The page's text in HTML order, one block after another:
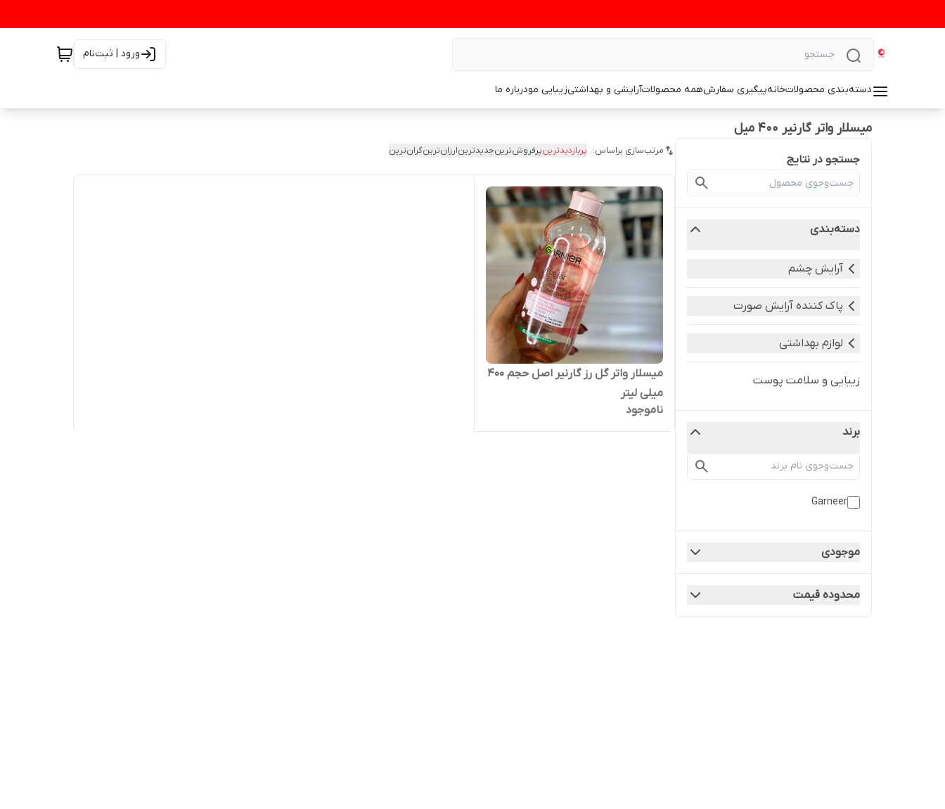
ورود | ثبت‌نام
دسته‌بندی محصولاتخانهپیگیری سفارشهمه محصولاتآرایشی و بهداشتیزیبایی مودرباره ما
میسلار واتر گارنیر ۴۰۰ میل
جستجو در نتایج
دسته‌بندی
آرایش چشم
پاک کننده آرایش صورت
لوازم بهداشتی
زیبایی و سلامت پوست
برند
Garneer
موجودی
محدوده قیمت
مرتب‌سازی براساس: پربازدیدترینپرفروش‌ترینجدیدترینارزان‌ترینگران‌ترین
میسلار واتر گل رز گارنیر اصل حجم 400
میلی لیتر
ناموجود